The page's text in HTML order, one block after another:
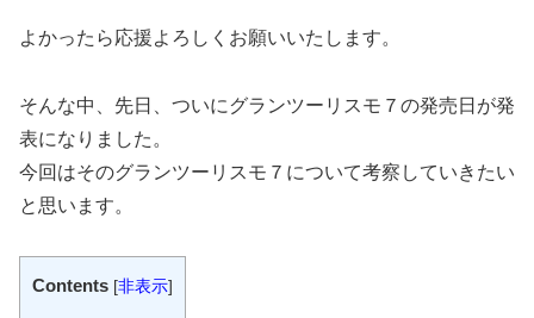
よかったら応援よろしくお願いいたします。
そんな中、先日、ついにグランツーリスモ７の発売日が発
表になりました。
今回はそのグランツーリスモ７について考察していきたい
と思います。
Contents [非表示]